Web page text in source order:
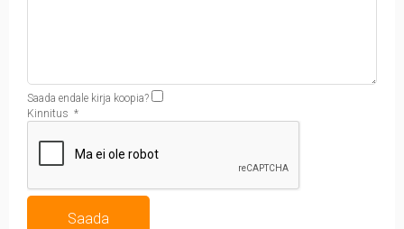
Saada endale kirja koopia?
Kinnitus *
Saada